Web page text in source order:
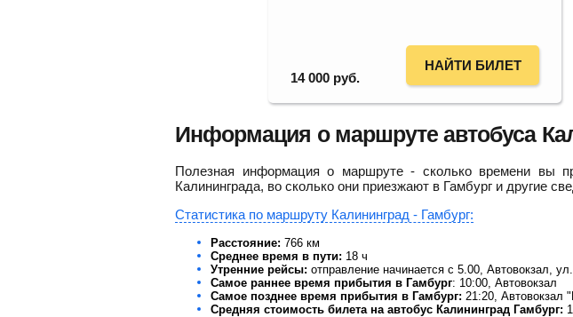
14 000 руб.
НАЙТИ БИЛЕТ
Информация о маршруте автобуса
Полезная информация о маршруте - сколько времени вы
Калининграда, во сколько они приезжают в Гамбург и другие
Статистика по маршруту Калининград - Гамбург:
Расстояние: 766 км
Среднее время в пути: 18 ч
Утренние рейсы: отправление начинается с 5.00, Автовокзал,
Самое раннее время прибытия в Гамбург: 10:00, Автовокзал
Самое позднее время прибытия в Гамбург: 21:20, Автовокзал
Средняя стоимость билета на автобус Калининград Гамбург: